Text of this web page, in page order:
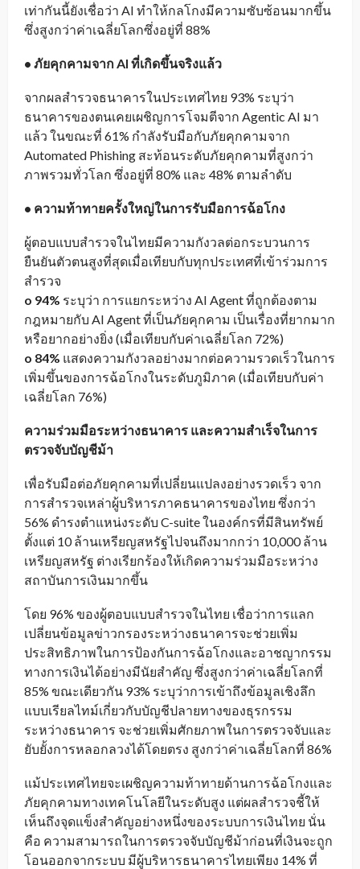
เท่ากันนี้ยังเชื่อว่า AI ทำให้กลโกงมีความซับซ้อนมากขึ้น
ซึ่งสูงกว่าค่าเฉลี่ยโลกซึ่งอยู่ที่ 88%
• ภัยคุกคามจาก AI ที่เกิดขึ้นจริงแล้ว
จากผลสำรวจธนาคารในประเทศไทย 93% ระบุว่า
ธนาคารของตนเคยเผชิญการโจมตีจาก Agentic AI มา
แล้ว ในขณะที่ 61% กำลังรับมือกับภัยคุกคามจาก
Automated Phishing สะท้อนระดับภัยคุกคามที่สูงกว่า
ภาพรวมทั่วโลก ซึ่งอยู่ที่ 80% และ 48% ตามลำดับ
• ความท้าทายครั้งใหญ่ในการรับมือการฉ้อโกง
ผู้ตอบแบบสำรวจในไทยมีความกังวลต่อกระบวนการ
ยืนยันตัวตนสูงที่สุดเมื่อเทียบกับทุกประเทศที่เข้าร่วมการ
สำรวจ
o 94% ระบุว่า การแยกระหว่าง AI Agent ที่ถูกต้องตาม
กฎหมายกับ AI Agent ที่เป็นภัยคุกคาม เป็นเรื่องที่ยากมาก
หรือยากอย่างยิ่ง (เมื่อเทียบกับค่าเฉลี่ยโลก 72%)
o 84% แสดงความกังวลอย่างมากต่อความรวดเร็วในการ
เพิ่มขึ้นของการฉ้อโกงในระดับภูมิภาค (เมื่อเทียบกับค่า
เฉลี่ยโลก 76%)
ความร่วมมือระหว่างธนาคาร และความสำเร็จในการ
ตรวจจับบัญชีม้า
เพื่อรับมือต่อภัยคุกคามที่เปลี่ยนแปลงอย่างรวดเร็ว จาก
การสำรวจเหล่าผู้บริหารภาคธนาคารของไทย ซึ่งกว่า
56% ดำรงตำแหน่งระดับ C-suite ในองค์กรที่มีสินทรัพย์
ตั้งแต่ 10 ล้านเหรียญสหรัฐไปจนถึงมากกว่า 10,000 ล้าน
เหรียญสหรัฐ ต่างเรียกร้องให้เกิดความร่วมมือระหว่าง
สถาบันการเงินมากขึ้น
โดย 96% ของผู้ตอบแบบสำรวจในไทย เชื่อว่าการแลก
เปลี่ยนข้อมูลข่าวกรองระหว่างธนาคารจะช่วยเพิ่ม
ประสิทธิภาพในการป้องกันการฉ้อโกงและอาชญากรรม
ทางการเงินได้อย่างมีนัยสำคัญ ซึ่งสูงกว่าค่าเฉลี่ยโลกที่
85% ขณะเดียวกัน 93% ระบุว่าการเข้าถึงข้อมูลเชิงลึก
แบบเรียลไทม์เกี่ยวกับบัญชีปลายทางของธุรกรรม
ระหว่างธนาคาร จะช่วยเพิ่มศักยภาพในการตรวจจับและ
ยับยั้งการหลอกลวงได้โดยตรง สูงกว่าค่าเฉลี่ยโลกที่ 86%
แม้ประเทศไทยจะเผชิญความท้าทายด้านการฉ้อโกงและ
ภัยคุกคามทางเทคโนโลยีในระดับสูง แต่ผลสำรวจชี้ให้
เห็นถึงจุดแข็งสำคัญอย่างหนึ่งของระบบการเงินไทย นั่น
คือ ความสามารถในการตรวจจับบัญชีม้าก่อนที่เงินจะถูก
โอนออกจากระบบ มีผู้บริหารธนาคารไทยเพียง 14% ที่